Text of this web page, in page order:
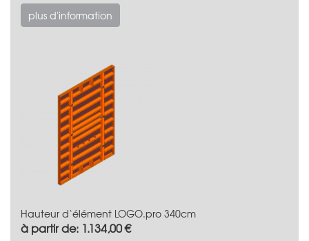
plus d'information
Hauteur d‘élément LOGO.pro 340cm
à partir de: 1.134,00 €